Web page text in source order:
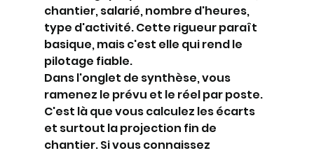
chantier, salarié, nombre d'heures,
type d'activité. Cette rigueur paraît
basique, mais c'est elle qui rend le
pilotage fiable.
Dans l'onglet de synthèse, vous
ramenez le prévu et le réel par poste.
C'est là que vous calculez les écarts
et surtout la projection fin de
chantier. Si vous connaissez